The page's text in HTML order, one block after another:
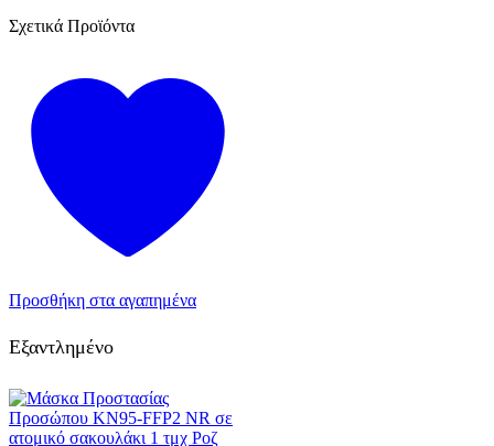
Σχετικά Προϊόντα
Προσθήκη στα αγαπημένα
Εξαντλημένο